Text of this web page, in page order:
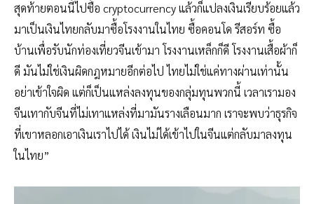
สุดท้ายตอนนี้ไปซื้อ cryptocurrency แล้วก็แปลงเงินเรียบร้อยแล้ว
มาเป็นเงินไทยกลับมาซื้อโรงงานในไทย ซื้อคอนโด รีสอร์ท ซื้อ
บ้านเพื่อรับนักท่องเที่ยวจีนเข้ามา โรงงานเหล็กก็ดี โรงงานเสื้อผ้าก็
ดี มันไม่ใช่เงินผิดกฎหมายอีกต่อไป ไทยไม่ใช่แค่ทางผ่านเท่านั้น
อย่าเข้าใจผิด แต่ก็เป็นแหล่งลงทุนของกลุ่มทุนพวกนี้ เวลาเรามอง
จีนเทากับจีนที่ไม่เทาแหล่งที่มามันรางเลือนมาก เราจะพบว่าธุรกิจ
ที่เขาหลอกเอาเงินเราไปได้ เงินไม่ได้เข้าไปในจีนแต่กลับมาลงทุน
ในไทย”